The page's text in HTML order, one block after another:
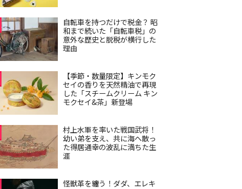
自転車を持つだけで税金？ 昭
和まで続いた「自転車税」の
意外な歴史と脱税が横行した
理由
【季節・数量限定】キンモク
セイの香りを天然精油で再現
した「スチームクリーム キン
モクセイ&茶」新登場
村上水軍を率いた戦国武将！
幼い弟を支え、共に海へ散っ
た得居通幸の波乱に満ちた生
涯
怪獣革を纏う！ダダ、エレキ